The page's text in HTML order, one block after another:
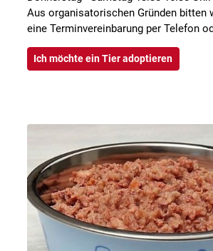
Aus organisatorischen Gründen bitten
eine Terminvereinbarung per Telefon
Ich möchte ein Tier adoptieren